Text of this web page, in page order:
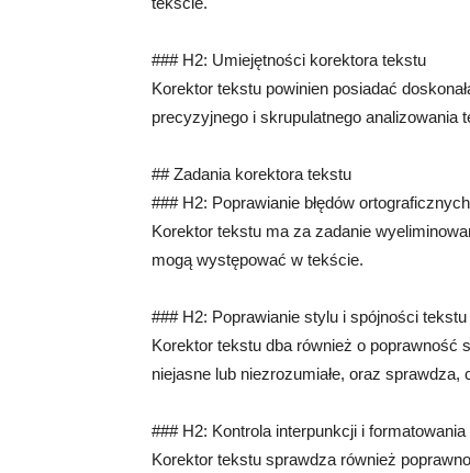
### H2: Umiejętności korektora tekstu
Korektor tekstu powinien posiadać
precyzyjnego i skrupulatnego analizowania
## Zadania korektora tekstu
### H2: Poprawianie błędów
Korektor tekstu ma za zadanie
mogą występować w tekście.
### H2: Poprawianie stylu i spójności tekstu
Korektor tekstu dba również o poprawność
niejasne lub niezrozumiałe, oraz
### H2: Kontrola interpunkcji i formatowania
Korektor tekstu sprawdza również